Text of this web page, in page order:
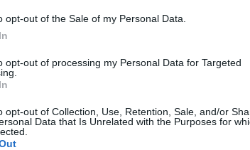
opt-out of the Sale of my Personal Data.
opt-out of processing my Personal Data for Targeted
opt-out of Collection, Use, Retention, Sale, and/or
Data that Is Unrelated with the Purposes for
se limitó a un gesto político: Paoltroni